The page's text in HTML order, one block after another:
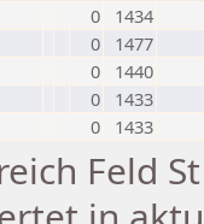
0
1434
0
1477
0
1440
0
1433
0 1433
Feld